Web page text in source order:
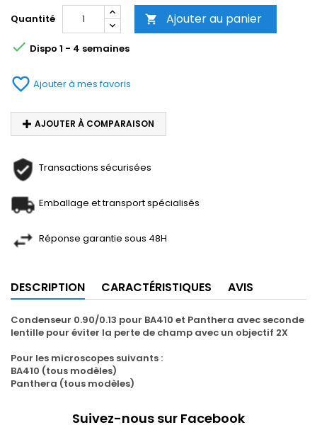
Quantité  Ajouter au panier
 Dispo 1 - 4 semaines
favorite_border Ajouter à mes favoris
AJOUTER À COMPARAISON
Transactions sécurisées
Emballage et transport spécialisés
Réponse garantie sous 48H
DESCRIPTION CARACTÉRISTIQUES AVIS
Condenseur 0.90/0.13 pour BA410 et Panthera avec seconde
lentille pour éviter la perte de champ avec un objectif 2X
Pour les microscopes suivants :
BA410 (tous modèles)
Panthera (tous modèles)
Suivez-nous sur Facebook